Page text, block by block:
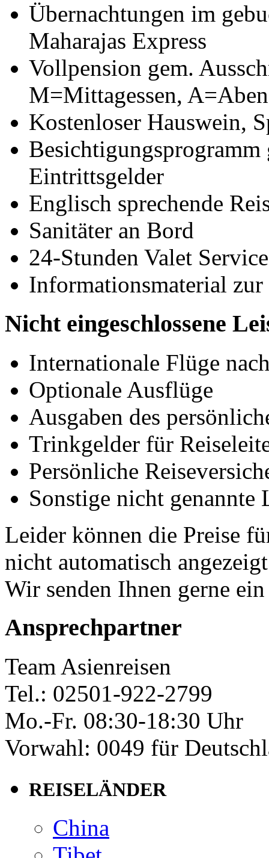
Übernachtungen im
Maharajas Express
Vollpension gem.
M=Mittagessen,
Kostenloser Hauswein,
Eintrittsgelder
Englisch sprechende
Sanitäter an Bord
24-Stunden Valet Service
Informationsmaterial zur
Nicht eingeschlossene
Internationale Flüge
Optionale Ausflüge
Ausgaben des
Trinkgelder für
Persönliche
Sonstige nicht genannte
Leider können die Preise
nicht automatisch
Wir senden Ihnen gerne
Ansprechpartner
Team Asienreisen
Tel.: 02501-922-2799
Mo.-Fr. 08:30-18:30 Uhr
Vorwahl: 0049 für
REISELÄNDER
China